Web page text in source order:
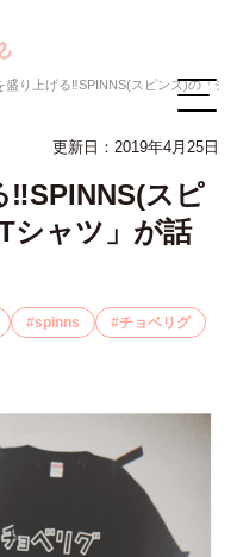
上げる‼︎SPINNS(スピンズ)の「チョベリグTシャ
更新日：2019年4月25日
‼︎SPINNS(スピ
シャツ」が話
spinns チョベリグ